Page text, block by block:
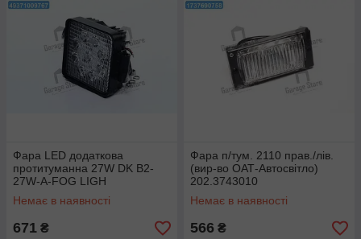
Фара LED додаткова
протитуманна 27W DK B2-
27W-A-FOG LIGH
Немає в наявності
671 ₴
Фара п/тум. 2110 прав./лів.
(вир-во ОАТ-Автосвітло)
202.3743010
Немає в наявності
566 ₴